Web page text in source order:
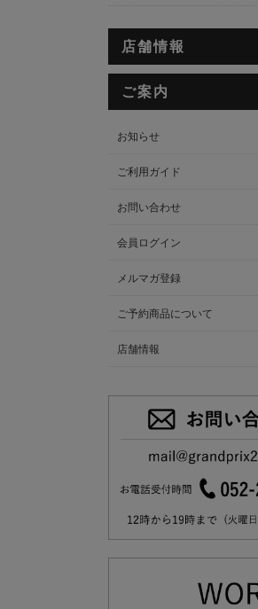
店舗情報
ご案内
お知らせ
ご利用ガイド
お問い合わせ
会員ログイン
メルマガ登録
ご予約商品について
店舗情報